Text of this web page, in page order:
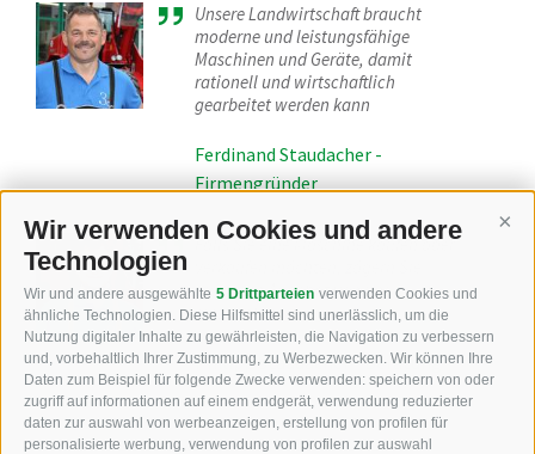
Wir verwenden Cookies und andere
Technologien
Wir und andere ausgewählte 5 Drittparteien verwenden Cookies und
ähnliche Technologien. Diese Hilfsmittel sind unerlässlich, um die
Nutzung digitaler Inhalte zu gewährleisten, die Navigation zu verbessern
und, vorbehaltlich Ihrer Zustimmung, zu Werbezwecken. Wir können Ihre
Daten zum Beispiel für folgende Zwecke verwenden: speichern von oder
zugriff auf informationen auf einem endgerät, verwendung reduzierter
daten zur auswahl von werbeanzeigen, erstellung von profilen für
personalisierte werbung, verwendung von profilen zur auswahl
Unsere Landwirtschaft braucht
moderne und leistungsfähige
Maschinen und Geräte, damit
rationell und wirtschaftlich
gearbeitet werden kann
Ferdinand Staudacher -
Firmengründer
Falls Sie eine Maschine kaufen oder
nicht, ein Angebot von uns
einzuholen
Philipp Staudacher - Beratung